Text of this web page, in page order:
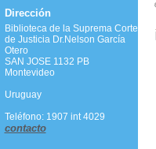
Dirección
Biblioteca de la Suprema Corte
de Justicia Dr.Nelson García
Otero
SAN JOSE 1132 PB
Montevideo
Uruguay
Teléfono: 1907 int 4029
contacto